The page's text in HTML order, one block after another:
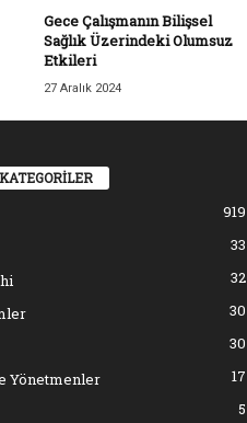
Gece Çalışmanın Bilişsel
Sağlık Üzerindeki Olumsuz
Etkileri
27 Aralık 2024
919
33
32
30
30
Yönetmenler
17
5